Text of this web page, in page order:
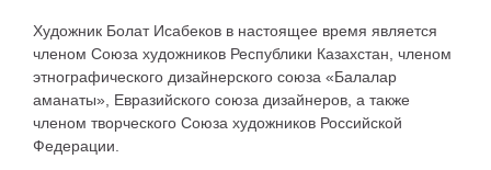
Художник Болат Исабеков в настоящее время является
членом Союза художников Республики Казахстан, членом
этнографического дизайнерского союза «Балалар
аманаты», Евразийского союза дизайнеров, а также
членом творческого Союза художников Российской
Федерации.